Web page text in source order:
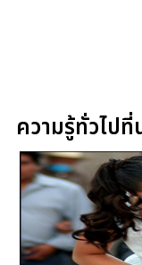
ความรู้ทั่วไปที่